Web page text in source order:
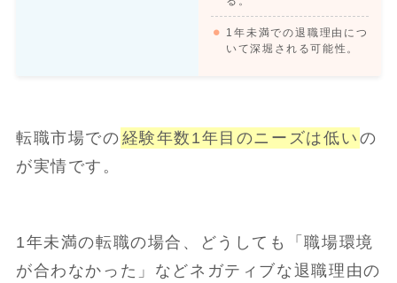
1年未満での退職理由につ
いて深堀される可能性。
転職市場での 経験年数1年目のニーズは低い の
が実情です。
1年未満の転職の場合、どうしても「職場環境
が合わなかった」などネガティブな退職理由の